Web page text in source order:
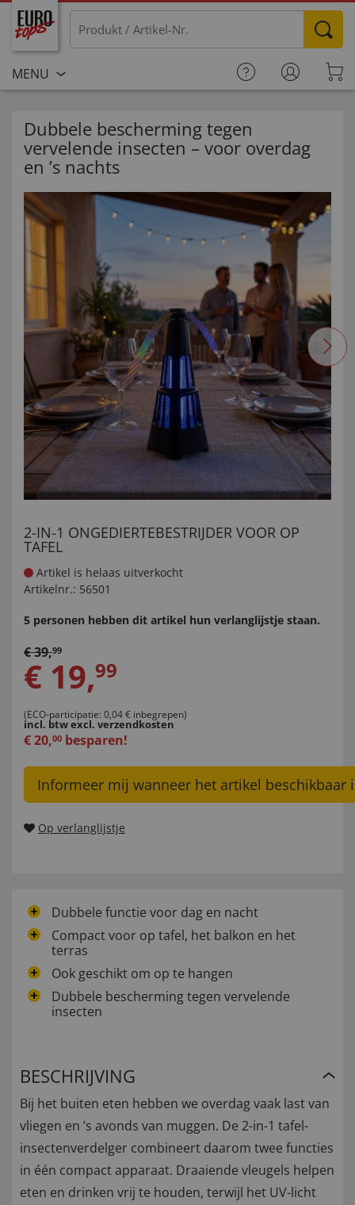
MENU
Dubbele bescherming tegen
vervelende insecten – voor overdag
en ’s nachts
2-IN-1 ONGEDIERTEBESTRIJDER VOOR OP
TAFEL
Artikel is helaas uitverkocht
Artikelnr.: 56501
5 personen hebben dit artikel hun verlanglijstje staan.
€39,99
€ 19,99
(ECO-participatie: 0,04 € inbegrepen)
incl. btwexcl. verzendkosten
€20,00 besparen!
Informeer mij wanneer het artikel beschikbaar
Op verlanglijstje
Dubbele functie voor dag en nacht
Compact voor op tafel, het balkon en het
terras
Ook geschikt om op te hangen
Dubbele bescherming tegen vervelende
insecten
BESCHRIJVING
Bij het buiten eten hebben we overdag vaak last van
vliegen en ’s avonds van muggen. De 2-in-1 tafel-
insectenverdelger combineert daarom twee functies
in één compact apparaat. Draaiende vleugels helpen
eten en drinken vrij te houden, terwijl het UV-licht